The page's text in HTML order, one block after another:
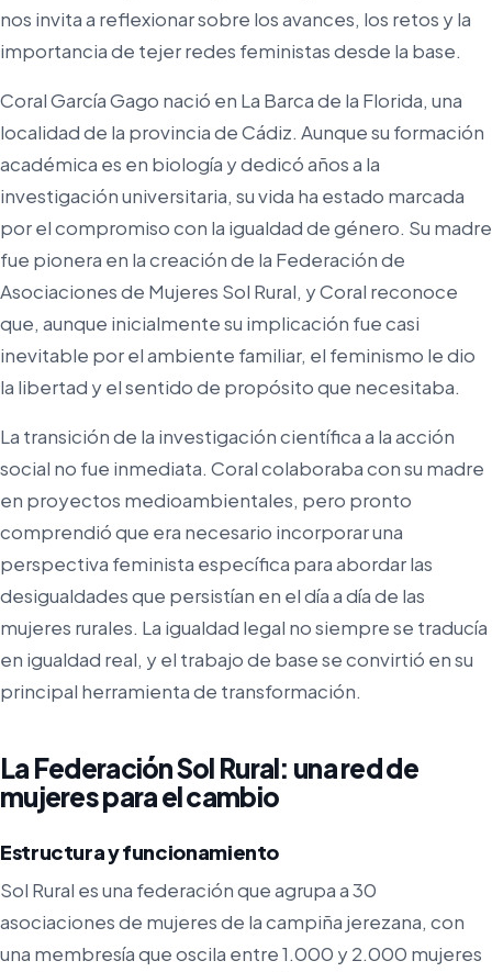
nos invita a reflexionar sobre los avances, los retos y la
importancia de tejer redes feministas desde la base.
Coral García Gago nació en La Barca de la Florida, una
localidad de la provincia de Cádiz. Aunque su formación
académica es en biología y dedicó años a la
investigación universitaria, su vida ha estado marcada
por el compromiso con la igualdad de género. Su madre
fue pionera en la creación de la Federación de
Asociaciones de Mujeres Sol Rural, y Coral reconoce
que, aunque inicialmente su implicación fue casi
inevitable por el ambiente familiar, el feminismo le dio
la libertad y el sentido de propósito que necesitaba.
La transición de la investigación científica a la acción
social no fue inmediata. Coral colaboraba con su madre
en proyectos medioambientales, pero pronto
comprendió que era necesario incorporar una
perspectiva feminista específica para abordar las
desigualdades que persistían en el día a día de las
mujeres rurales. La igualdad legal no siempre se traducía
en igualdad real, y el trabajo de base se convirtió en su
principal herramienta de transformación.
La Federación Sol Rural: una red de
mujeres para el cambio
Estructura y funcionamiento
Sol Rural es una federación que agrupa a 30
asociaciones de mujeres de la campiña jerezana, con
una membresía que oscila entre 1.000 y 2.000 mujeres